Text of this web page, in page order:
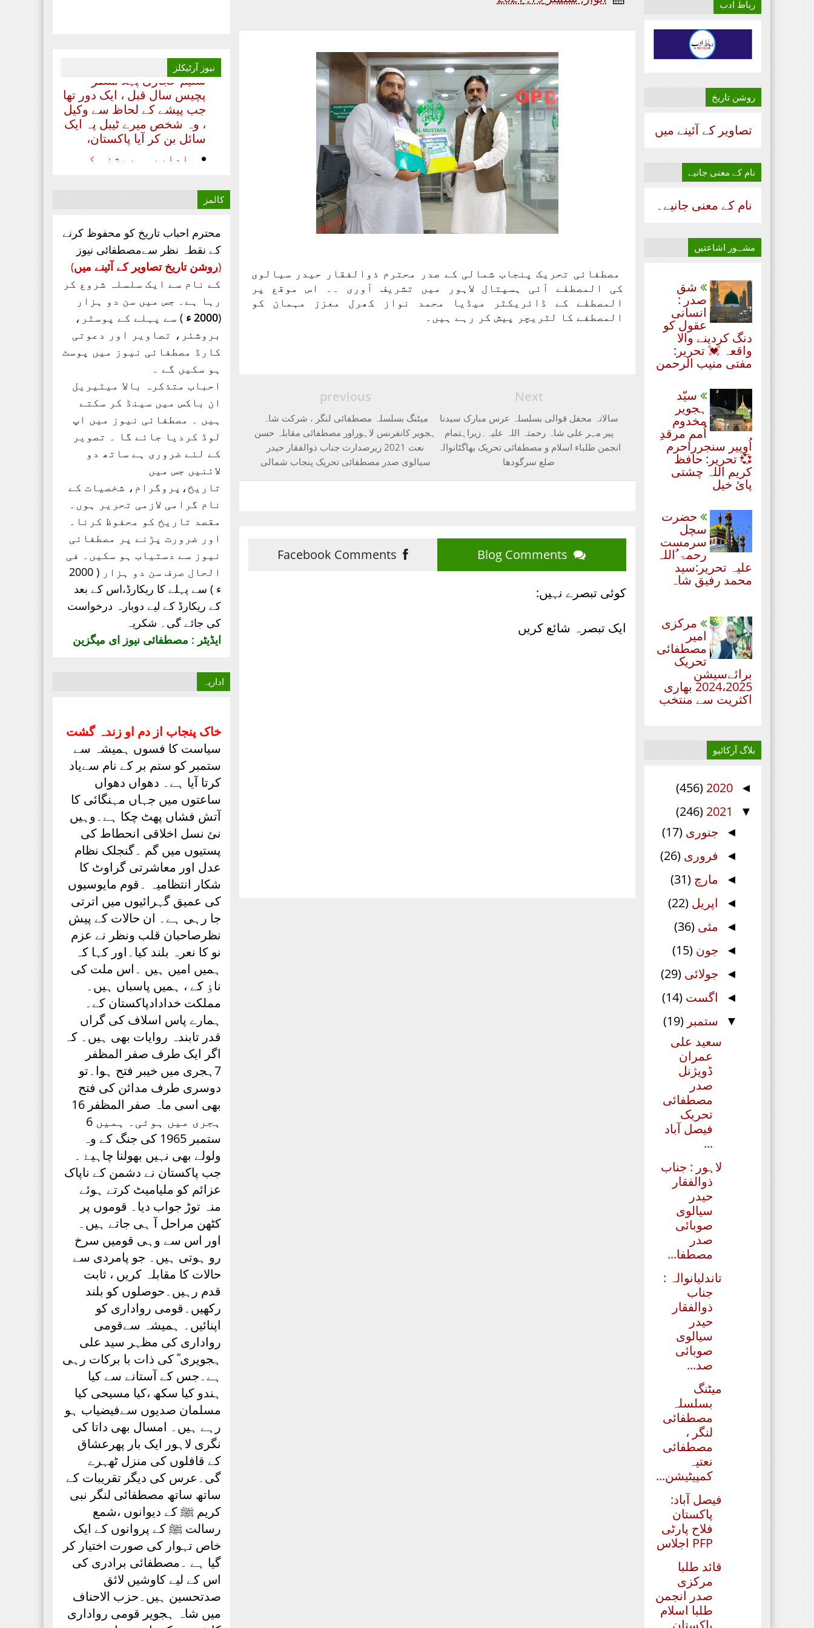
رباط ادب
روشن تاریخ
تصاویر کے آئینے میں
نام‌ کے معنی جانیے
نام‌ کے معنی جانیے۔
مشہور اشاعتیں
شق
صدر :
انسانی
عقول کو
دنگ کردینے والا
واقعہ 💓 تحریر:
مفتی منیب الرحمن
سیّد
ہجویر
مخدوم
اُمم مرقدِ
اُوپیر سنجرراحرم
💞 تحریر: حافظ
کریم اللہ چشتی
پائ خیل
حضرت
سچل
سرمست
رحمۃ ُاللہ
علیہ تحریر:سید
محمد رفیق شاہ
مرکزی
امیر
مصطفائی
تحریک
برائےسیشن
2024،2025 بھاری
اکثریت سے منتخب
بلاگ آرکائیو
◄
2020
(456)
▼
2021
(246)
◄ جنوری (17)
◄ فروری (26)
◄ مارچ (31)
◄ اپریل (22)
◄ مئی (36)
◄ جون (15)
◄ جولائی (29)
◄ اگست (14)
▼ ستمبر (19)
سعید علی
عمران
ڈویژنل
صدر
مصطفائی
تحریک
فیصل آباد
...
لاہور : جناب
ذوالفقار
حیدر
سیالوی
صوبائی
صدر
مصطفا...
تاندلیانوالہ :
جناب
ذوالفقار
حیدر
سیالوی
صوبائی
صد...
میٹنگ
بسلسلہ
مصطفائی
لنگر ،
مصطفائی
نعتیہ
کمپیٹیشن...
فیصل آباد:
پاکستان
فلاح پارٹی
PFP اجلاس
قائد طلبا
مرکزی
صدر انجمن
طلبا اسلام
پاکستان
مصطفائی تحریک پنجاب شمالی کے صدر محترم ذوالفقار حیدر سیالوی
کی المصطفٰے آئی ہسپتال لاہور میں تشریف آوری ۔۔ اس موقع پر
المصطفٰے کے ڈائریکٹر میڈیا محمد نواز کھرل معزز مہمان کو
المصطفے کا لٹریچر پیش کر رہے ہیں۔
Next
سالانہ محفل قوالی بسلسلہ عرس مبارک سیدنا
پیر مہر علی شاہ رحمتہ اللہ علیہ۔زیراہتمام
انجمن طلباء اسلام و مصطفائی تحریک بھاگٹانوالہ
ضلع سرگودھا
previous
میٹنگ بسلسلہ مصطفائی لنگر ، شرکت شاہ
ہجویر کانفرنس لاہوراور مصطفائی مقابلہ حسن
نعت 2021 زیرصدارت جناب ذوالفقار حیدر
سیالوی صدر مصطفائی تحریک پنجاب شمالی
کوئی تبصرے نہیں:
ایک تبصرہ شائع کریں
نیوز آرٹیکلز
سلیم حجازی پہلا منظر
پچیس سال قبل ، ایک دور تھا
جب پیشے کے لحاظ سے وکیل
، وہ شخص میرے ٹیبل پہ ایک
سائل بن کر آیا پاکستان،
‏اداریہ۔ روشنی کی
کرن. محمد عابد ضیائی
مصطفائی نیوز کراچی
مصطفائی تحریک
لے کر ۔۔۔
جناب سعید احمد چشتی
ڈویژنل صدر مصطفائی
تحریک ساہیوال کی مبارکباد
انجمن طلباء اسلام کی
موجودہ مرکزی قیادت
مبارکباد کی مستحق ہے۔ کہ
جنہوں نے حیی علی الفلاح،
کالمز
محترم احباب تاریخ کو محفوظ کرنے
کے نقطہ نظر سےمصطفائی نیوز
(روشن تاریخ تصاویر کے آئینے میں)
کے نام سے ایک سلسلہ شروع کر
رہا ہے۔ جس میں سن دو ہزار
(2000 ء
) سے پہلے کے پوسٹر،
بروشئر، تصاویر اور دعوتی
کارڈ مصطفائی نیوز میں پوسٹ
ہو سکیں گے ۔
احباب متذکرہ بالا میٹیریل
ان باکس میں سینڈ کر سکتے
ہیں ۔ مصطفائی نیوز میں اپ
لوڈ کردیا جائے گا ۔ تصویر
کے لئے ضروری ہے ساتھ دو
لائنیں جس میں
تاریخ،پروگرام، شخصیات کے
نام گرامی لازمی تحریر ہوں۔
مقصد تاریخ کو محفوظ کرنا۔
اور ضرورت پڑنے پر مصطفائی
نیوز سے دستیاب ہو سکیں۔ فی
الحال صرف
سن دو ہزار ( 2000
ء ) سے پہلے کا ریکارڈ،اس کے بعد
کے ریکارڈ کے لیے دوبارہ درخواست
کی جائے گی۔ شکریہ
ایڈیٹر : مصطفائی نیوز ای میگزین
اداریہ
خاک پنجاب از دم او زندہ گشت
سیاست کا فسوں ہمیشہ سے
ستمبر کو ستم بر کے نام سےیاد
کرتا آیا ہے۔ دھواں دھواں
ساعتوں میں جہاں مہنگائی کا
آتش فشاں پھٹ چکا ہے۔وہیں
نئ نسل اخلاقی انحطاط کی
پستیوں میں گم ۔گنجلک نظام
عدل اور معاشرتی گراوٹ کا
شکار انتظامیہ ۔قوم مایوسیوں
کی عمیق گہرائیوں میں اترتی
جا رہی ہے۔ ان حالات کے پیش
نظرصاحبان قلب ونظر نے عزم
نو کا نعرہ بلند کیا۔اور کہا کہ
ہمیں امیں ہیں ۔اس ملت کی
ناٶ کے ، ہمیں پاسباں ہیں۔
مملکت خدادادپاکستان کے۔
ہمارے پاس اسلاف کی گراں
قدر تابندہ روایات بھی ہیں۔ کہ
اگر ایک طرف صفر المظفر
7ہجری میں خیبر فتح ہوا۔تو
دوسری طرف مدائن کی فتح
بھی اسی ماہ صفر المظفر 16
ہجری میں ہوئی۔ ہمیں 6
ستمبر 1965 کی جنگ کے وہ
ولولے بھی نہیں بھولنا چاہیۓ ۔
جب پاکستان نے دشمن کے ناپاک
عزائم کو ملیامیٹ کرتے ہوئے
منہ توڑ جواب دیا۔ قوموں پر
کٹھن مراحل آ ہی جاتے ہیں۔
اور اس سے وہی قومیں سرخ
رو ہوتی ہیں۔ جو پامردی سے
حالات کا مقابلہ کریں ، ثابت
قدم رہیں۔حوصلوں کو بلند
رکھیں۔قومی رواداری کو
اپنائیں۔ ہمیشہ سےقومی
رواداری کی مظہر سید علی
ہجویری ؒ کی ذات با برکات رہی
ہے۔جس کے آستانے سے کیا
ہندو کیا سکھ ،کیا مسیحی کیا
مسلمان صدیوں سےفیضیاب ہو
رہے ہیں۔ امسال بھی داتا کی
نگری لاہور ایک بار پھرعشاق
کے قافلوں کی منزل ٹھہرے
گی۔عرس کی دیگر تقریبات کے
ساتھ ساتھ مصطفائی لنگر نبی
کریم ﷺ کے دیوانوں ،شمع
رسالت ﷺ کے پروانوں کے ایک
خاص تہوار کی صورت اختیار کر
گیا ہے ۔مصطفائی برادری کی
اس کے لیے کاوشیں لائق
صدتحسین ہیں۔حزب الاحناف
میں شاہ ہجویر قومی رواداری